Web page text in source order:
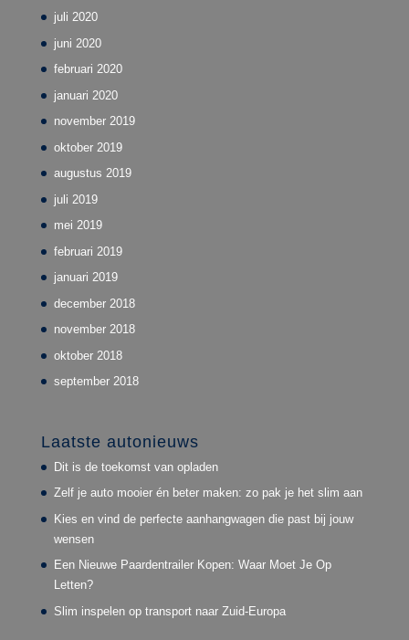
juli 2020
juni 2020
februari 2020
januari 2020
november 2019
oktober 2019
augustus 2019
juli 2019
mei 2019
februari 2019
januari 2019
december 2018
november 2018
oktober 2018
september 2018
Laatste autonieuws
Dit is de toekomst van opladen
Zelf je auto mooier én beter maken: zo pak je het slim aan
Kies en vind de perfecte aanhangwagen die past bij jouw
wensen
Een Nieuwe Paardentrailer Kopen: Waar Moet Je Op
Letten?
Slim inspelen op transport naar Zuid-Europa